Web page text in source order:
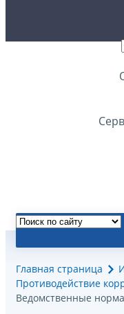
Главная страница
Противодействие
Ведомственные